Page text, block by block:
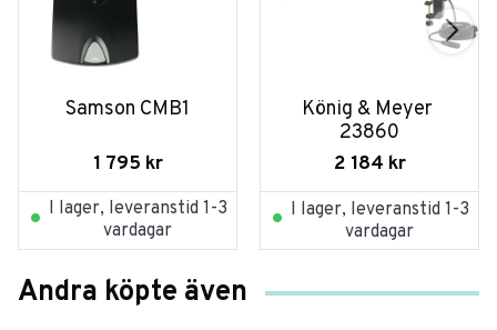
Samson CMB1
1 795 kr
I lager, leveranstid 1-3
vardagar
König & Meyer
23860
2 184 kr
I lager, leveranstid 1-3
vardagar
Andra köpte även